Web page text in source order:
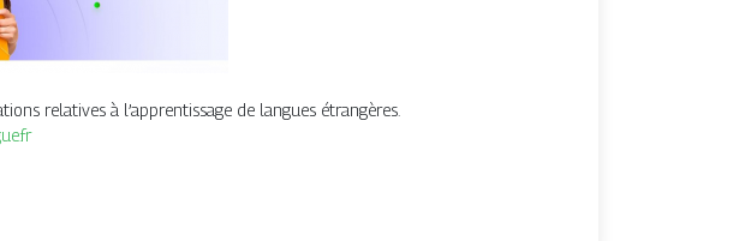
relatives à l’apprentissage de langues étrangères.